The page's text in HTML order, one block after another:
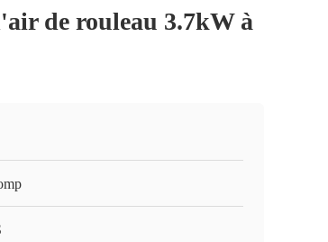
de rouleau 3.7kW à